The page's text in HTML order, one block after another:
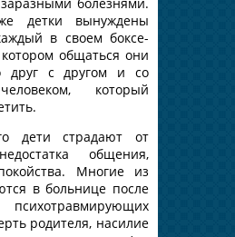
болезнями.
детки вынуждены
в своем боксе-
общаться они
друг с другом и со
который
дети страдают от
общения,
Многие из
в больнице после
родителя, насилие